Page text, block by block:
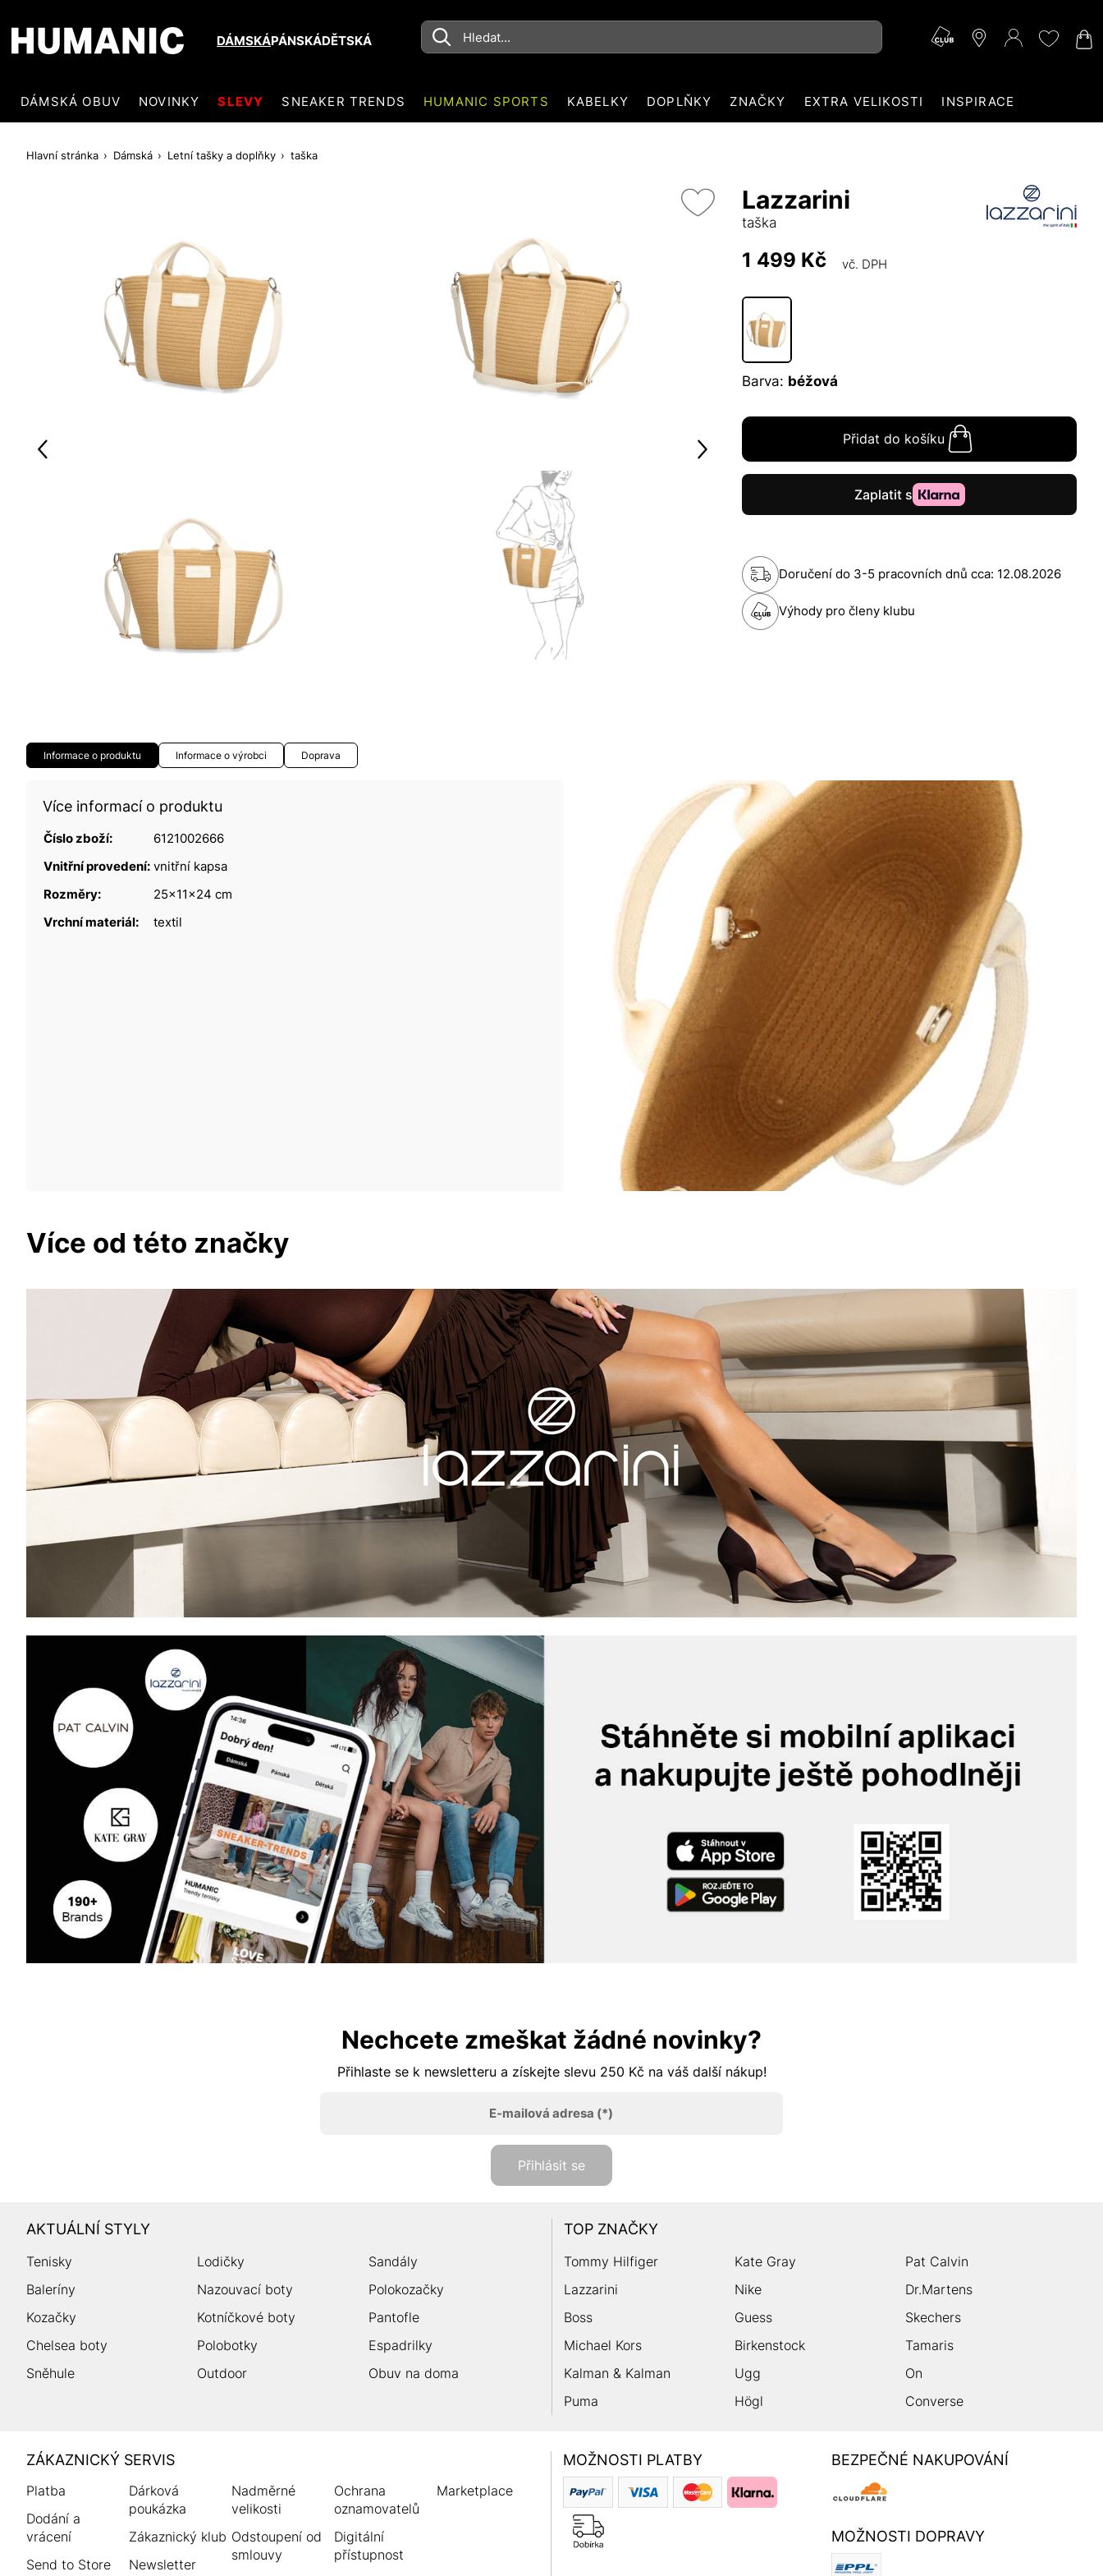
DÁMSKÁPÁNSKÁDĚTSKÁ
DÁMSKÁ OBUV NOVINKY SLEVY SNEAKER TRENDS HUMANIC SPORTS KABELKY DOPLŇKY ZNAČKY EXTRA VELIKOSTI INSPIRACE
Hlavní stránka Dámská Letní tašky a doplňky taška
Lazzarini
taška
1 499 Kč vč. DPH
Barva: béžová
Přidat do košíku
Doručení do 3-5 pracovních dnů cca: 12.08.2026
Výhody pro členy klubu
Informace o produktu Informace o výrobci Doprava
Více informací o produktu
Číslo zboží:
6121002666
Vnitřní provedení: vnitřní kapsa
Rozměry:
25x11x24 cm
Vrchní materiál:
textil
Více od této značky
Nechcete zmeškat žádné novinky?
Přihlaste se k newsletteru a získejte slevu 250 Kč na váš další nákup!
E-mailová adresa (*)
Přihlásit se
AKTUÁLNÍ STYLY
Tenisky Lodičky
Sandály
Baleríny
Nazouvací boty
Polokozačky
Kozačky
Kotníčkové boty
Pantofle
Chelsea boty
Polobotky
Espadrilky
Sněhule
Outdoor Obuv na doma
TOP ZNAČKY
Tommy Hilfiger Kate Gray
Pat Calvin
Lazzarini
Nike
Dr.Martens
Boss
Guess
Skechers
Michael Kors
Birkenstock
Tamaris
Kalman & Kalman
Ugg
On
Puma
Högl Converse
HUMANIC
Zápatí
ZÁKAZNICKÝ SERVIS
Platba
Dodání a
vrácení
Send to Store
Dárková
poukázka
Zákaznický klub
Newsletter
Nadměrné
velikosti
Odstoupení od
smlouvy
Ochrana
oznamovatelů
Digitální
přístupnost
Marketplace
MOŽNOSTI PLATBY BEZPEČNÉ NAKUPOVÁNÍ
MOŽNOSTI DOPRAVY